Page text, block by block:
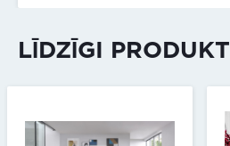
LĪDZĪGI PRODUKTI